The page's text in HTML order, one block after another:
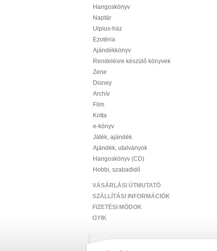
Hangoskönyv
Naptár
Ulpius-ház
Ezotéria
Ajándékkönyv
Rendelésre készülő könyvek
Zene
Disney
Archív
Film
Kotta
e-könyv
Játék, ajándék
Ajándék, utalványok
Hangoskönyv (CD)
Hobbi, szabadidő
VÁSÁRLÁSI ÚTMUTATÓ
SZÁLLÍTÁSI INFORMÁCIÓK
FIZETÉSI MÓDOK
GYIK